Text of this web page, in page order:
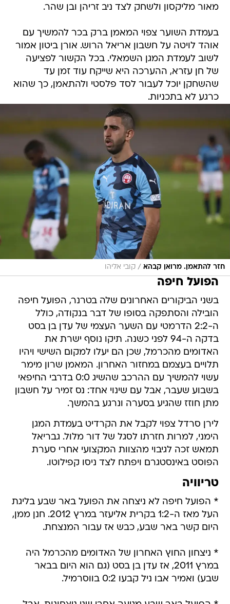
מאור מליקסון ולשחק לצד ניב זריהן ובן שהר.
בעמדת השוער צפוי המאמן ברק בכר להמשיך עם
אוהד לויטה על חשבון אריאל הרוש. אורן ביטון אמור
לשוב לעמדת המגן השמאלי. בכל הקשור לפציעה
של חן עזרא, ההערכה היא שייקח עוד זמן עד
שהשחקן יוכל לעבור לסד פלסטי ולהתאמן, כך שהוא
כרגע לא בתכניות.
חזר להתאמן. מרואן קבהא / קובי אליהו
הפועל חיפה
בשני הביקורים האחרונים שלה בטרנר, הפועל חיפה
הובילה והסתפקה בסופו של דבר בנקודה, כולל
ה-2:2 הדרמטי עם השער העצמי של עדן בן בסט
בדקה ה-94 לפני כשנה. תיקו נוסף ישרת את
האדומים מהכרמל, שכן הם יעלו למקום השישי ויהיו
תלויים בעצמם במחזור האחרון. המאמן שרון מימר
עשוי להמשיך עם ההרכב שהשיג 0:0 בדרבי החיפאי
בשבוע שעבר, אבל עם שינוי אחד: נס זמיר על חשבון
מתן חוזז שהגיע בסערה ונרגע בהמשך.
לירן סרדל צפוי לקבל את הקרדיט בעמדת המגן
הימני, למרות חזרתו לסגל של דור מלול. גבריאל
תמאש זכה לגיבוי מהצוות המקצועי אחרי סערת
הפוסט באינסטגרם ויפתח לצד ניסו קפילוטו.
טריוויה
* הפועל חיפה לא ניצחה את הפועל באר שבע בליגת
העל מאז ה-1:2 בקרית אליעזר במרץ 2012. חנן ממן,
היום קשר באר שבע, כבש אז עבור המנצחת.
* ניצחון החוץ האחרון של האדומים מהכרמל היה
במרץ 2011, אז עדן בן בסט (גם הוא היום בבאר
שבע) ואמיר אבו ניל קבעו 0:2 בווסרמיל.